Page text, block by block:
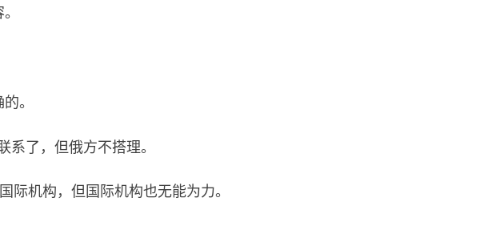
。
了，但俄方不搭理。
机构，但国际机构也无能为力。